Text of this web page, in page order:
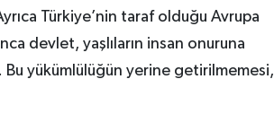
Türkiye’nin taraf olduğu Avrupa
devlet, yaşlıların insan onuruna
Bu yükümlülüğün yerine getirilmemesi,